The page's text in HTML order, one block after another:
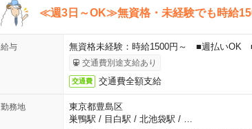
≪週3日～OK≫無資格・未経験でも時給
給与 無資格未経験：時給1500円～ ■週払いOK
交通費別途支給あり
交通費 交通費全額支給
勤務地
東京都豊島区
巣鴨駅 / 目白駅 / 北池袋駅 /